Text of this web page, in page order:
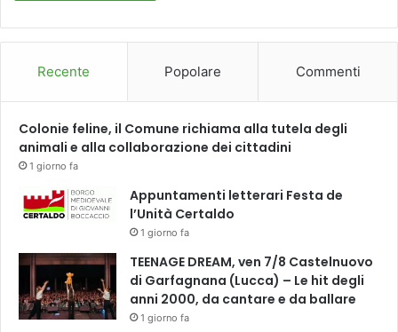
Recente Popolare Commenti
Colonie feline, il Comune richiama alla tutela degli
animali e alla collaborazione dei cittadini
1 giorno fa
Appuntamenti letterari Festa de
l’Unità Certaldo
1 giorno fa
TEENAGE DREAM, ven 7/8 Castelnuovo
di Garfagnana (Lucca) – Le hit degli
anni 2000, da cantare e da ballare
1 giorno fa